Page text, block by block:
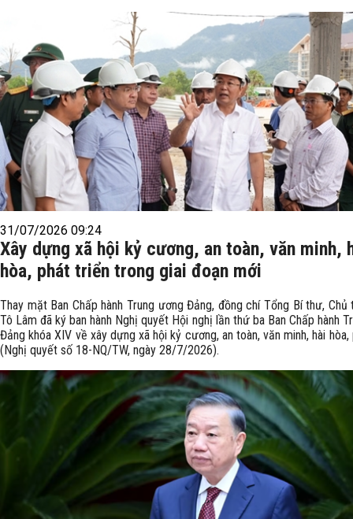
31/07/2026 09:24
Xây dựng xã hội kỷ cương, an toàn, văn minh,
hòa, phát triển trong giai đoạn mới
Thay mặt Ban Chấp hành Trung ương Đảng, đồng chí Tổng Bí thư,
Tô Lâm đã ký ban hành Nghị quyết Hội nghị lần thứ ba Ban Chấp hành
Đảng khóa XIV về xây dựng xã hội kỷ cương, an toàn, văn minh, hài
(Nghị quyết số 18-NQ/TW, ngày 28/7/2026).